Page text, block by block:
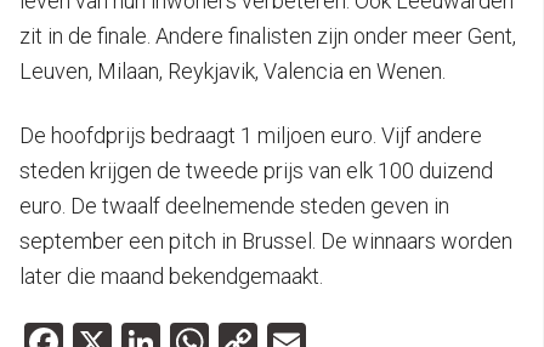
zit in de finale. Andere finalisten zijn onder meer Gent,
Leuven, Milaan, Reykjavik, Valencia en Wenen.
De hoofdprijs bedraagt 1 miljoen euro. Vijf andere
steden krijgen de tweede prijs van elk 100 duizend
euro. De twaalf deelnemende steden geven in
september een pitch in Brussel. De winnaars worden
later die maand bekendgemaakt.